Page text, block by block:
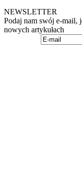
NEWSLETTER
Podaj nam swój e-mail,
nowych artykułach